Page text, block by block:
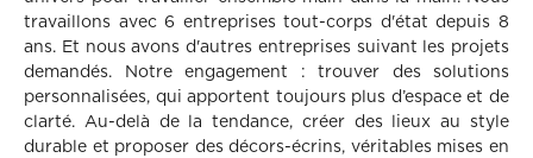
travaillons avec 6 entreprises tout-corps d'état depuis 8
ans. Et nous avons d'autres entreprises suivant les projets
demandés. Notre engagement : trouver des solutions
personnalisées, qui apportent toujours plus d’espace et de
clarté. Au-delà de la tendance, créer des lieux au style
durable et proposer des décors-écrins, véritables mises en